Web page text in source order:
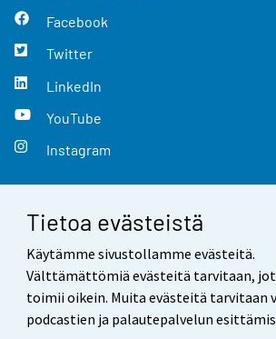
Tietoa evästeistä
Käytämme sivustollamme evästeitä.
Välttämättömiä evästeitä tarvitaan,
toimii oikein. Muita evästeitä tarvitaan
podcastien ja palautepalvelun
Facebook
Twitter
LinkedIn
YouTube
Instagram
Yhteystiedot
Palaute
Käyttöehdot